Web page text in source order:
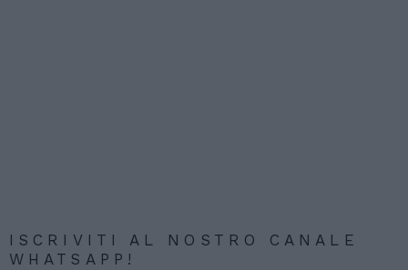
ISCRIVITI AL NOSTRO CANALE
WHATSAPP!